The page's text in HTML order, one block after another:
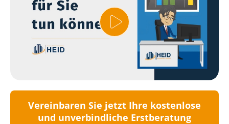
Vereinbaren Sie jetzt Ihre kostenlose
und unverbindliche Erstberatung